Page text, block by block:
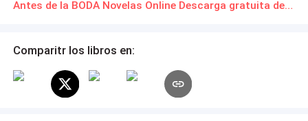
convierte en una obsesión. Rodrigo es todo lo que
Y Lucía, por más que lo niegue, no puede alejarse de él.
Entre apariencias sociales, secretos del pasado y una
Triángulo Amoroso Reencuentro de Amantes Antes de la BODA Novelas Online Descarga gratuita de PDF
Comparitr los libros en: